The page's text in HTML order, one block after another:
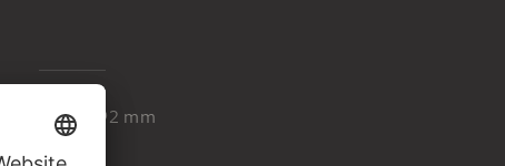
376 x 292 mm